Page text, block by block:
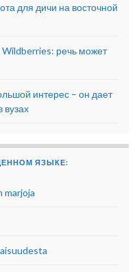
для дичи на восточной
речь может
интерес – он дает
вузах
ЯЗЫКЕ:
marjoja